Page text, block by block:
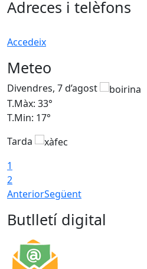
Adreces i telèfons
Accedeix
Meteo
Divendres, 7 d’agost
T.Màx: 33°
T.Min: 17°
Tarda
1
2
AnteriorSegüent
Butlletí digital